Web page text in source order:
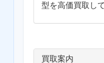
型を高価買取し
買取案内